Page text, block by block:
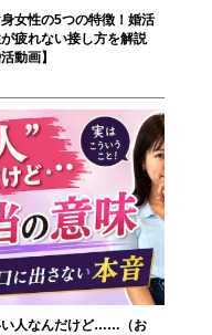
女性の5つの特徴！婚活
疲れない接し方を解説
活動画】
い人なんだけど……（お